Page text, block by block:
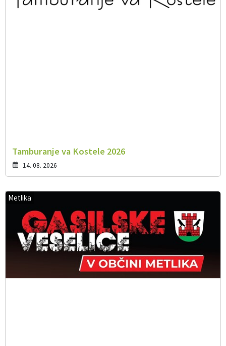
Tamburanje va Kostele 2026
14. 08. 2026
Metlika